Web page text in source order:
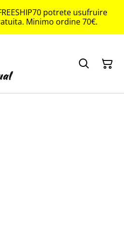
potrete usufruire
Minimo ordine 70€.